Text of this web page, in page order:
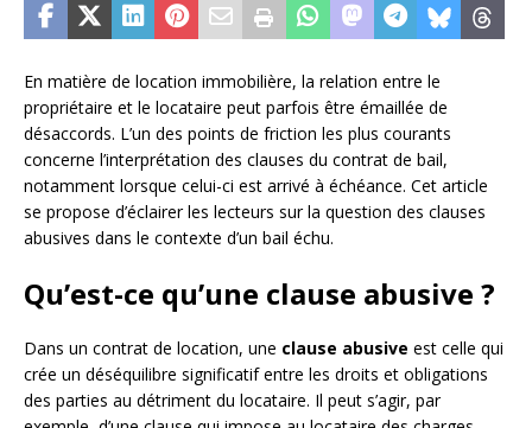
En matière de location immobilière, la relation entre le
propriétaire et le locataire peut parfois être émaillée de
désaccords. L’un des points de friction les plus courants
concerne l’interprétation des clauses du contrat de bail,
notamment lorsque celui-ci est arrivé à échéance. Cet article
se propose d’éclairer les lecteurs sur la question des clauses
abusives dans le contexte d’un bail échu.
Qu’est-ce qu’une clause abusive ?
Dans un contrat de location, une clause abusive est celle qui
crée un déséquilibre significatif entre les droits et obligations
des parties au détriment du locataire. Il peut s’agir, par